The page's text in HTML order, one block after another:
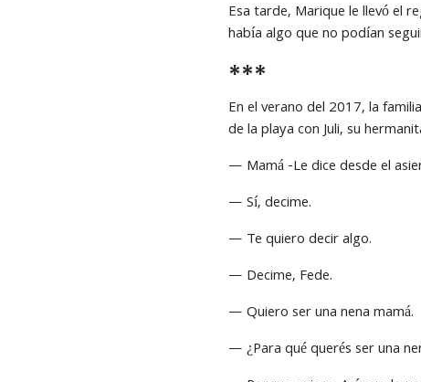
Esa tarde, Marique le llevó el
había algo que no podían
***
En el verano del 2017, la
de la playa con Juli, su
— Mamá -Le dice desde el
— Sí, decime.
— Te quiero decir algo.
— Decime, Fede.
— Quiero ser una nena mamá.
— ¿Para qué querés ser una